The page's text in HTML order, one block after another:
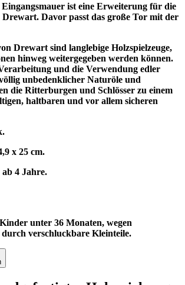
Eingangsmauer ist eine Erweiterung für die
Drewart. Davor passt das große Tor mit der
Drewart sind langlebige Holzspielzeuge,
hinweg weitergegeben werden können.
und die Verwendung edler
unbedenklicher Naturöle und
die Ritterburgen und Schlösser zu einem
haltbaren und vor allem sicheren
x 25 cm.
4 Jahre.
unter 36 Monaten, wegen
verschluckbare Kleinteile.